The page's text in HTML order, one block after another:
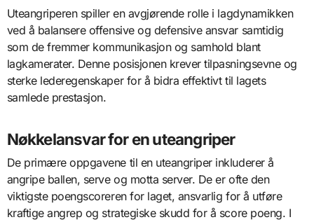
Uteangriperen spiller en avgjørende rolle i lagdynamikken
ved å balansere offensive og defensive ansvar samtidig
som de fremmer kommunikasjon og samhold blant
lagkamerater. Denne posisjonen krever tilpasningsevne og
sterke lederegenskaper for å bidra effektivt til lagets
samlede prestasjon.
Nøkkelansvar for en uteangriper
De primære oppgavene til en uteangriper inkluderer å
angripe ballen, serve og motta server. De er ofte den
viktigste poengscoreren for laget, ansvarlig for å utføre
kraftige angrep og strategiske skudd for å score poeng. I